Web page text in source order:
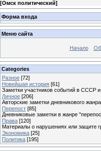
[Омск политический]
Форма входа
Меню сайта
Начало
Categories
Разное [72]
Новейшая история [61]
Заметки участников событий в СССР
Личное [206]
Авторские заметки дневникового
Перепост [85]
Дневниковые заметки в жанре
Права [120]
Материалы о нарушениях или защите
Экономика [25]
Политика [195]